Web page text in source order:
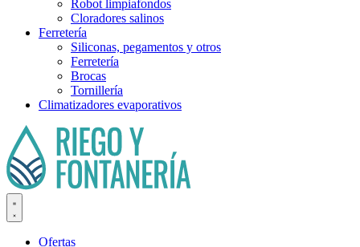
Robot limpiafondos
Cloradores salinos
Ferretería
Siliconas, pegamentos y otros
Ferretería
Brocas
Tornillería
Climatizadores evaporativos
Ofertas